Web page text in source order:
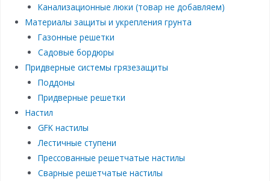
Канализационные люки (товар не добавляем)
Материалы защиты и укрепления грунта
Газонные решетки
Садовые бордюры
Придверные системы грязезащиты
Поддоны
Придверные решетки
Настил
GFK настилы
Лестичные ступени
Прессованные решетчатые настилы
Сварные решетчатые настилы